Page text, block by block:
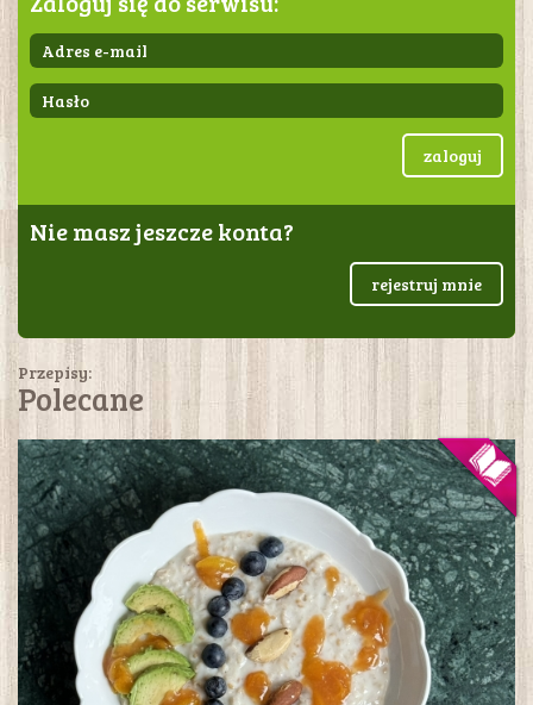
zaloguj
Nie masz jeszcze konta?
rejestruj mnie
Przepisy:
Polecane